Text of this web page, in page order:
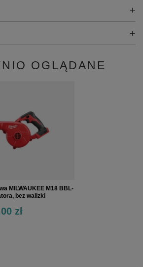
OGLĄDANE
MILWAUKEE M18 BBL-
bez walizki
zł